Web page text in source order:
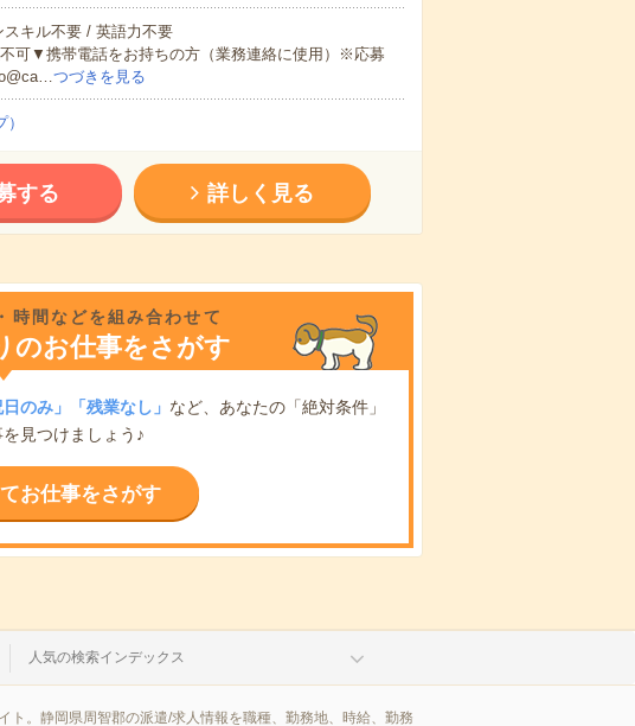
キル不要 / 英語力不要
可▼携帯電話をお持ちの方（業務連絡に使用）※応募
つづきを見る
する 詳しく見る
時間などを組み合わせて
のお仕事をさがす
日のみ」「残業なし」 など、あなたの「絶対条件」
見つけましょう♪
お仕事をさがす
人気の検索インデックス
。静岡県周智郡の派遣/求人情報を職種、勤務地、時給、勤務